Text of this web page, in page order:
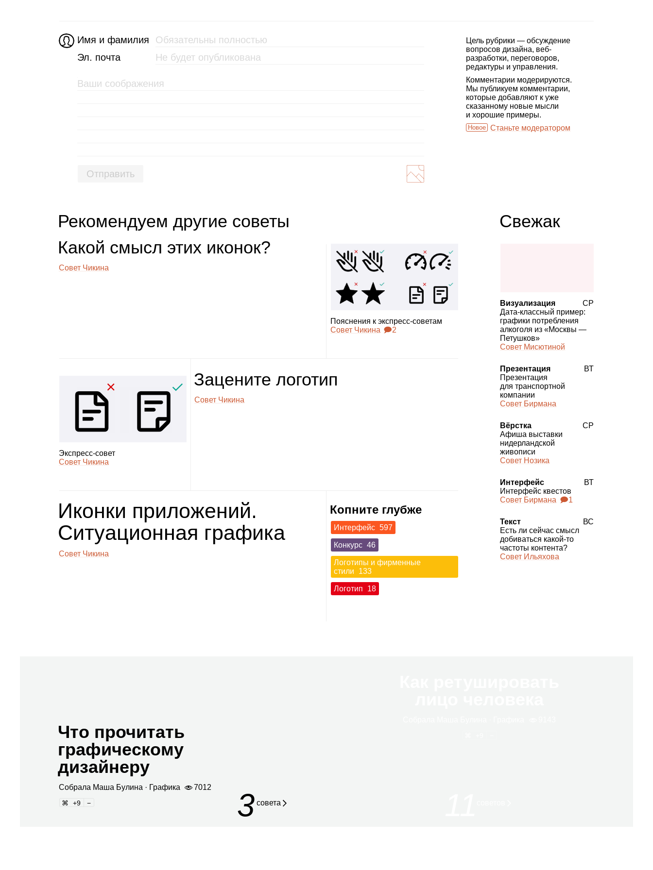
Имя и фамилия
Эл. почта
Отправить
Цель рубрики — обсуждение
вопросов дизайна, веб-
разработки, переговоров,
редактуры и управления.
Комментарии модерируются.
Мы публикуем комментарии,
которые добавляют к уже
сказанному новые мысли
и хорошие примеры.
Новое Станьте модератором
Рекомендуем другие советы
Какой смысл этих ико­нок?
Совет Чикина
Пояс­не­ния к экс­пресс‑сове­там
Совет Чикина 🗩2
Экс­пресс‑совет
Совет Чикина
Заце­ните лого­тип
Совет Чикина
Иконки при­ло­же­ний.
Ситу­а­ци­он­ная гра­фика
Совет Чикина
Копните глубже
Интерфейс 597
Конкурс 46
Логотипы и фирменные
стили
133
Логотип 18
Свежак
Визуализация
Дата‑классный пример:
графики потребления
алкоголя из «Москвы —
Петушков»
Совет Мисютиной
СР
Презентация
Презентация
для транспортной
компании
Совет Бирмана
ВТ
Вёрстка
Афиша выставки
нидерландской
живописи
Совет Нозика
СР
Интерфейс
Интерфейс квестов
Совет Бирмана 🗩1
ВТ
Текст
Есть ли сейчас смысл
добиваться какой‑то
частоты контента?
Совет Ильяхова
ВС
Что прочитать
графическому
дизайнеру
Собрала Маша Булина · Гра­фика 7012
9 3 совета